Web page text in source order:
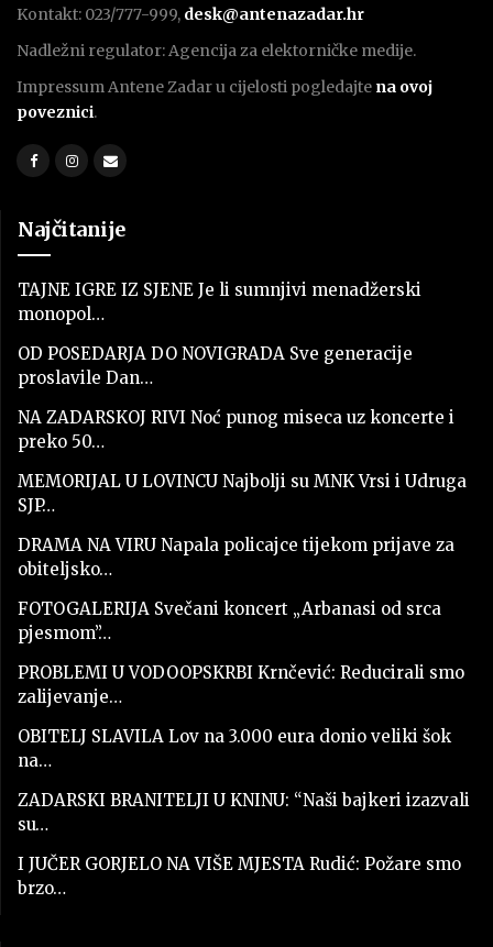
Kontakt: 023/777-999, desk@antenazadar.hr
Nadležni regulator: Agencija za elektorničke medije.
Impressum Antene Zadar u cijelosti pogledajte na ovoj
poveznici.
Najčitanije
TAJNE IGRE IZ SJENE Je li sumnjivi menadžerski
monopol…
OD POSEDARJA DO NOVIGRADA Sve generacije
proslavile Dan…
NA ZADARSKOJ RIVI Noć punog miseca uz koncerte i
preko 50…
MEMORIJAL U LOVINCU Najbolji su MNK Vrsi i Udruga
SJP…
DRAMA NA VIRU Napala policajce tijekom prijave za
obiteljsko…
FOTOGALERIJA Svečani koncert „Arbanasi od srca
pjesmom”…
PROBLEMI U VODOOPSKRBI Krnčević: Reducirali smo
zalijevanje…
OBITELJ SLAVILA Lov na 3.000 eura donio veliki šok
na…
ZADARSKI BRANITELJI U KNINU: “Naši bajkeri izazvali
su…
I JUČER GORJELO NA VIŠE MJESTA Rudić: Požare smo
brzo…